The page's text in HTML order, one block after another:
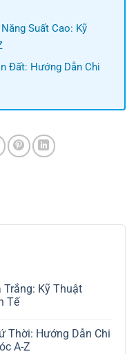
Suất Cao: Kỹ
Đất: Hướng Dẫn Chi
Trắng: Kỹ Thuật
Tế
Thời: Hướng Dẫn Chi
A-Z